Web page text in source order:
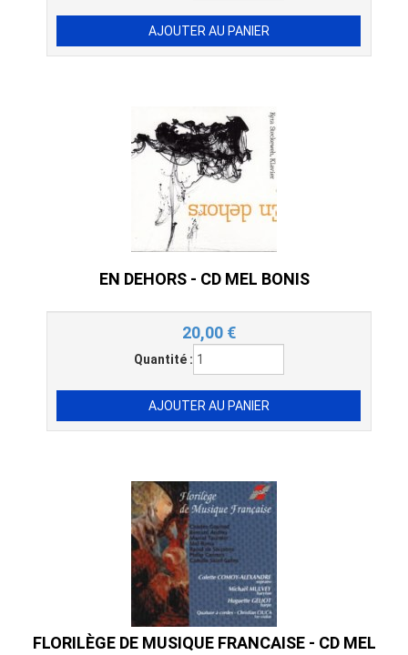
EN DEHORS - CD MEL BONIS
20,00 €
Quantité :
FLORILÈGE DE MUSIQUE FRANCAISE - CD MEL